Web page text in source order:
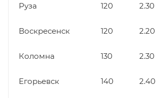
Руза 120 2.30
Воскресенск 120 2.20
Коломна 130 2.30
Егорьевск 140 2.40